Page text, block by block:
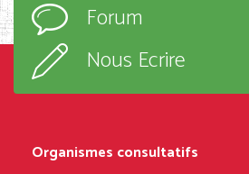
SUD-OUEST
BALI COMMUNITY
d’enseignement,
type
Forum
Nous Ecrire
Organismes consultatifs